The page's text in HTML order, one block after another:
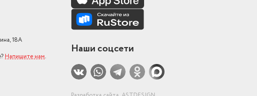
18А
Напишите нам.
Наши соцсети